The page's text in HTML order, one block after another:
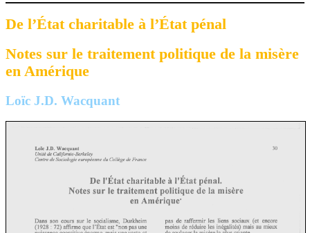
De l’État charitable à l’État pénal
Notes sur le traitement politique de la misère
en Amérique
Loïc J.D. Wacquant